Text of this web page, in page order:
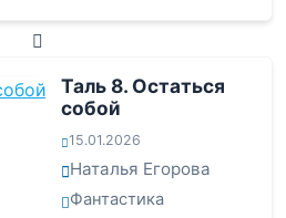
Таль 8. Остаться
собой
15.01.2026
Наталья Егорова
Фантастика